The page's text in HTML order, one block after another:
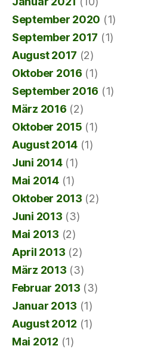
September 2020 (1)
September 2017 (1)
August 2017 (2)
Oktober 2016 (1)
September 2016 (1)
März 2016 (2)
Oktober 2015 (1)
August 2014 (1)
Juni 2014(1)
Mai 2014(1)
Oktober 2013 (2)
Juni 2013 (3)
Mai 2013 (2)
April 2013 (2)
März 2013 (3)
Februar 2013 (3)
Januar 2013 (1)
August 2012 (1)
Mai 2012 (1)